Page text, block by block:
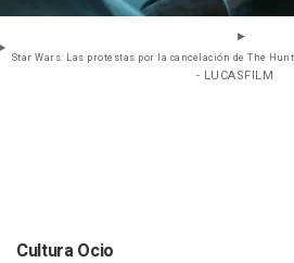
Star Wars: Las protestas por la cancelación de The
- LUCASFILM
Cultura Ocio